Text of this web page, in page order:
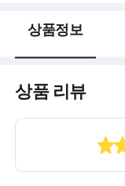
상품정보
상품 리뷰